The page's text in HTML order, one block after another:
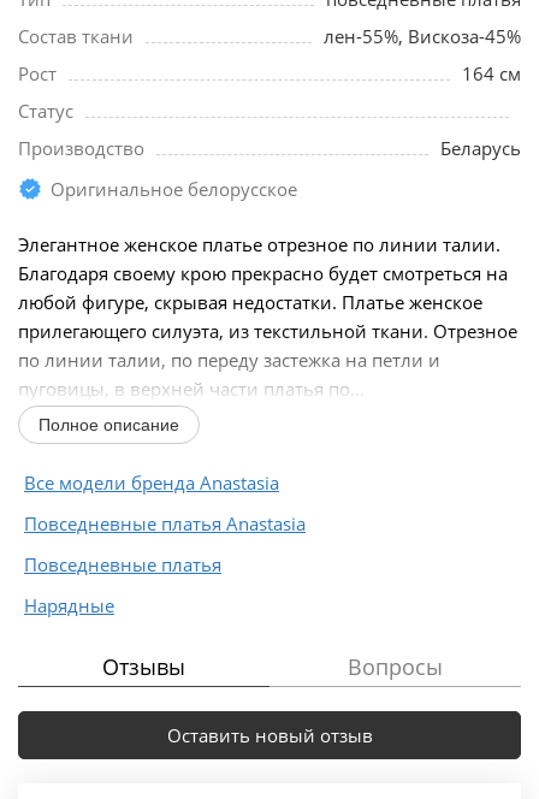
Состав ткани
лен-55%, Вискоза-45%
Рост
164 см
Статус
Производство
Беларусь
Оригинальное белорусское
Элегантное женское платье отрезное по линии талии.
Благодаря своему крою прекрасно будет смотреться на
любой фигуре, скрывая недостатки. Платье женское
прилегающего силуэта, из текстильной ткани. Отрезное
по линии талии, по переду застежка на петли и
пуговицы, в верхней части платья по...
Полное описание
Все модели бренда Anastasia
Повседневные платья Anastasia
Повседневные платья
Нарядные
Отзывы Вопросы
Оставить новый отзыв